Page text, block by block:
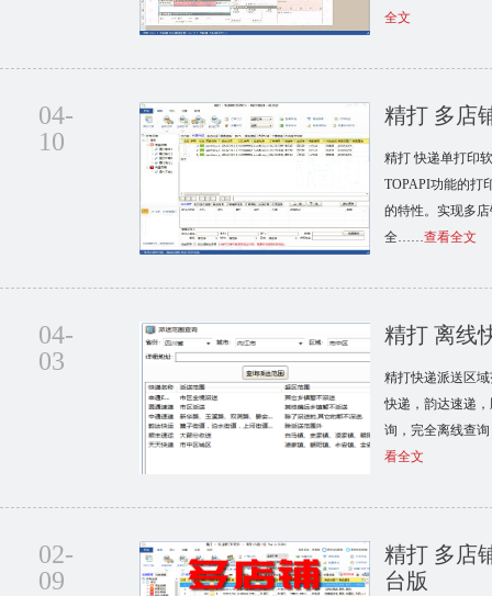
全文
04-
10
精打 多店
精打 快递单打印
TOPAPI功能的打
的特性。实现多
全……查看全文
04-
03
精打 离线
精打快递派送区
快递，韵达速递
询，完全离线查
看全文
02-
09
精打 多店
台版